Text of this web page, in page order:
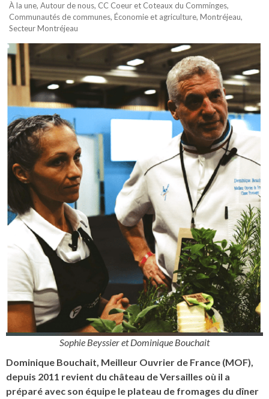
À la une, Autour de nous, CC Coeur et Coteaux du Comminges,
Communautés de communes, Économie et agriculture, Montréjeau,
Secteur Montréjeau
Sophie Beyssier et Dominique Bouchait
Dominique Bouchait, Meilleur Ouvrier de France (MOF),
depuis 2011 revient du château de Versailles où il a
préparé avec son équipe le plateau de fromages du dîner